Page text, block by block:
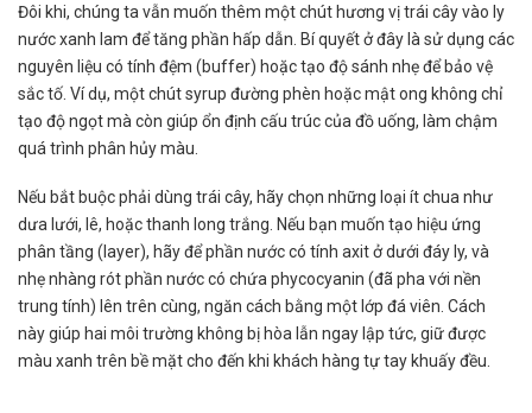
Đôi khi, chúng ta vẫn muốn thêm một chút hương vị trái cây vào ly
nước xanh lam để tăng phần hấp dẫn. Bí quyết ở đây là sử dụng các
nguyên liệu có tính đệm (buffer) hoặc tạo độ sánh nhẹ để bảo vệ
sắc tố. Ví dụ, một chút syrup đường phèn hoặc mật ong không chỉ
tạo độ ngọt mà còn giúp ổn định cấu trúc của đồ uống, làm chậm
quá trình phân hủy màu.
Nếu bắt buộc phải dùng trái cây, hãy chọn những loại ít chua như
dưa lưới, lê, hoặc thanh long trắng. Nếu bạn muốn tạo hiệu ứng
phân tầng (layer), hãy để phần nước có tính axit ở dưới đáy ly, và
nhẹ nhàng rót phần nước có chứa phycocyanin (đã pha với nền
trung tính) lên trên cùng, ngăn cách bằng một lớp đá viên. Cách
này giúp hai môi trường không bị hòa lẫn ngay lập tức, giữ được
màu xanh trên bề mặt cho đến khi khách hàng tự tay khuấy đều.